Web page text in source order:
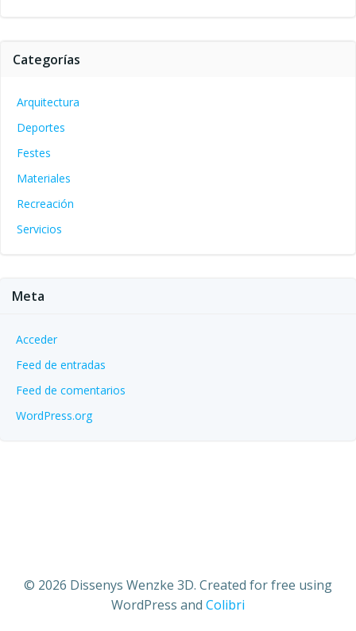
Categorías
Arquitectura
Deportes
Festes
Materiales
Recreación
Servicios
Meta
Acceder
Feed de entradas
Feed de comentarios
WordPress.org
© 2026 Dissenys Wenzke 3D. Created for free using
WordPress and Colibri